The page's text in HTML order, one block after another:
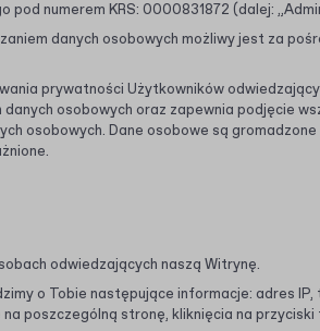
pod numerem KRS: 0000831872 (dalej:
danych osobowych możliwy jest za
prywatności Użytkowników
osobowych oraz zapewnia podjęcie
osobowych. Dane osobowe są
odwiedzających naszą Witrynę.
o Tobie następujące informacje: adres
poszczególną stronę, kliknięcia na przyciski